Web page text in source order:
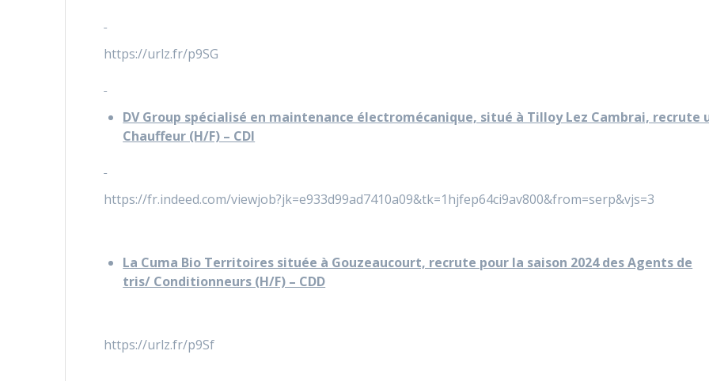
https://urlz.fr/p9SG
DV Group spécialisé en maintenance électromécanique, situé à Tilloy Lez Cambrai, recrute
Chauffeur (H/F) – CDI
https://fr.indeed.com/viewjob?jk=e933d99ad7410a09&tk=1hjfep64ci9av800&from=serp&vjs=3
La Cuma Bio Territoires située à Gouzeaucourt, recrute pour la saison 2024 des Agents de
tris/ Conditionneurs (H/F) – CDD
https://urlz.fr/p9Sf